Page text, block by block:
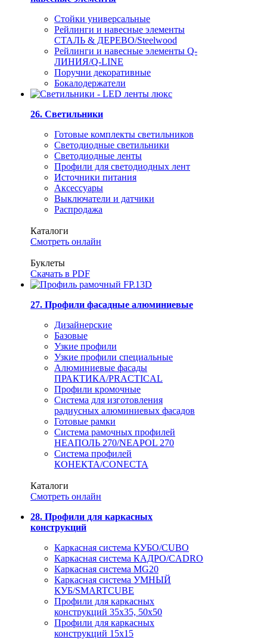
Стойки универсальные
Рейлинги и навесные элементы
СТАЛЬ & ДЕРЕВО/Steelwood
Рейлинги и навесные элементы Q-
ЛИНИЯ/Q-LINE
Поручни декоративные
Бокалодержатели
26. Светильники
Готовые комплекты светильников
Светодиодные светильники
Светодиодные ленты
Профили для светодиодных лент
Источники питания
Аксессуары
Выключатели и датчики
Распродажа
Каталоги
Смотреть онлайн
Буклеты
Скачать в PDF
27. Профили фасадные алюминиевые
Дизайнерские
Базовые
Узкие профили
Узкие профили специальные
Алюминиевые фасады
ПРАКТИКА/PRACTICAL
Профили кромочные
Система для изготовления
радиусных алюминиевых фасадов
Готовые рамки
Система рамочных профилей
НЕАПОЛЬ 270/NEAPOL 270
Система профилей
КОНЕКТА/CONECTA
Каталоги
Смотреть онлайн
28. Профили для каркасных
конструкций
Каркасная система КУБО/CUBO
Каркасная система КАДРО/CADRO
Каркасная система MG20
Каркасная система УМНЫЙ
КУБ/SMARTCUBE
Профили для каркасных
конструкций 35x35, 50x50
Профили для каркасных
конструкций 15х15